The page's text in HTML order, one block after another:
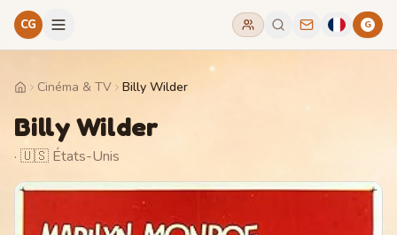
CG G
HomeCinéma & TV Billy Wilder
Billy Wilder
· 🇺🇸 États-Unis